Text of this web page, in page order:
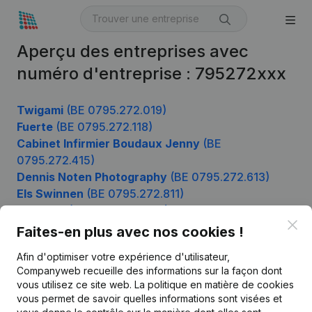
Aperçu des entreprises avec
numéro d'entreprise : 795272xxx
Twigami (BE 0795.272.019)
Fuerte (BE 0795.272.118)
Cabinet Infirmier Boudaux Jenny (BE
0795.272.415)
Dennis Noten Photography (BE 0795.272.613)
Els Swinnen (BE 0795.272.811)
Faites-en plus avec nos cookies !
Afin d'optimiser votre expérience d'utilisateur,
Companyweb recueille des informations sur la façon dont
vous utilisez ce site web. La politique en matière de cookies
vous permet de savoir quelles informations sont visées et
Produit
Informations d’entreprise